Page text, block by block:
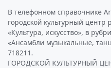
В телефонном справочнике
городской культурный центр
«Культура, искусство», в
«Ансамбли музыкальные,
718211.
ГОРОДСКОЙ КУЛЬТУРНЫЙ